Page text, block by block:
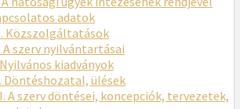
adatok
Közszolgáltatások
A szerv nyilvántartásai
Nyilvános kiadványok
Döntéshozatal, ülések
A szerv döntései, koncepciók, tervezetek,